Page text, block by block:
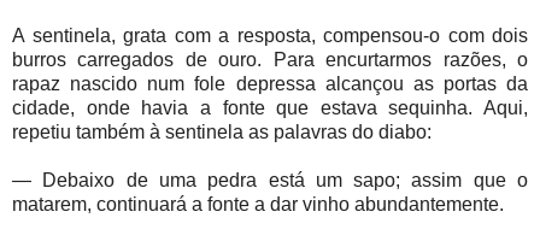
A sentinela, grata com a resposta, compensou-o com dois
burros carregados de ouro. Para encurtarmos razões, o
rapaz nascido num fole depressa alcançou as portas da
cidade, onde havia a fonte que estava sequinha. Aqui,
repetiu também à sentinela as palavras do diabo:
— Debaixo de uma pedra está um sapo; assim que o
matarem, continuará a fonte a dar vinho abundantemente.